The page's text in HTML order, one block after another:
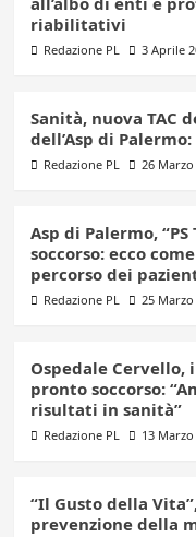
riabilitativi
Redazione PL 3 Aprile
Sanità, nuova TAC
dell’Asp di
Redazione PL 26 Marzo
Asp di Palermo,
soccorso: ecco
percorso dei
Redazione PL 25 Marzo
Ospedale
pronto soccorso:
risultati in sanità”
Redazione PL 13 Marzo
“Il Gusto della
prevenzione della